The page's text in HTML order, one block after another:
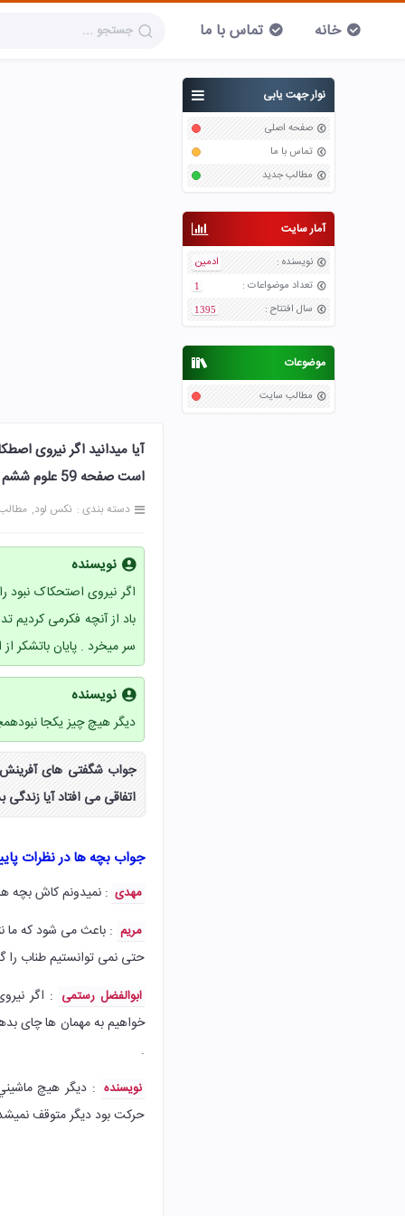
خانه تماس با ما
نوار جهت یابی
صفحه اصلی
تماس با ما
مطالب جدید
آمار سایت
نویسنده :
ادمین
تعداد موضواعات :
1
سال افتتاح :
1395
موضوعات
مطالب سایت
آیا میدانید اگر نیروی
است صفحه 59 علوم ششم
دسته بندی : نکس لود
نویسنده
اگر نیروی اصتحکاک نبود
باد از آنچه فکرمی کردیم
سر میخرد . پایان باتشکر
نویسنده
دیگر هیچ چیز یکجا
اتفاقی می افتاد آیا
جواب بچه ها در نظرات
مهدی : نمیدونم کاش بچه
مریم : باعث می شود که ما
حتی نمی توانستیم طناب را
ابوالفضل رستمی : اگر
خواهیم به مهمان ها چای
.
نویسنده : ديگر هيچ
حركت بود ديگر متوقف